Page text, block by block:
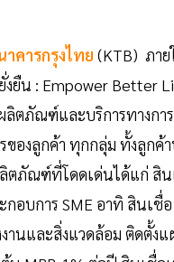
าคารกรุงไทย (KTB) ภา
งยืน : Empower Better
ลิตภัณฑ์และบริการทางกา
ของลูกค้า ทุกกลุ่ม ทั้งลูกค้
ตภัณฑ์ที่โดดเด่นได้แก่ สิน
อบการ SME อาทิ สินเชื่
านและสิ่งแวดล้อม ติดตั้งแ